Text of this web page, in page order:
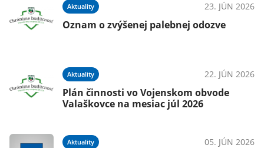
Aktuality 23. JÚN 2026
Oznam o zvýšenej palebnej odozve
Aktuality 22. JÚN 2026
Plán činnosti vo Vojenskom obvode
Valaškovce na mesiac júl 2026
Aktuality 05. JÚN 2026